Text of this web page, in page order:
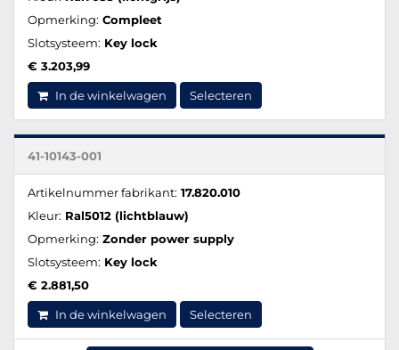
Opmerking: Compleet
Slotsysteem: Key lock
€ 3.203,99
In de winkelwagen Selecteren
41-10143-001
Artikelnummer fabrikant: 17.820.010
Kleur: Ral5012 (lichtblauw)
Opmerking: Zonder power supply
Slotsysteem: Key lock
€ 2.881,50
In de winkelwagen Selecteren